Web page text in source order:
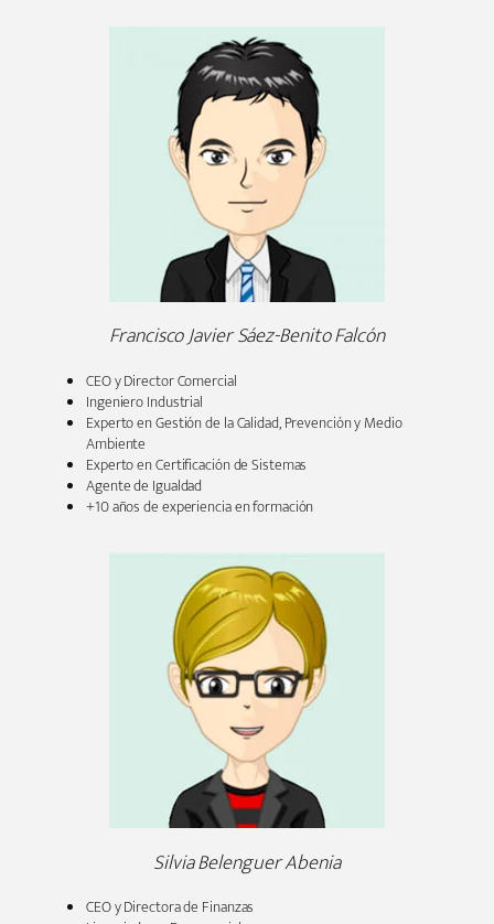
Francisco Javier Sáez-Benito Falcón
CEO y Director Comercial
Ingeniero Industrial
Experto en Gestión de la Calidad, Prevención y Medio
Ambiente
Experto en Certificación de Sistemas
Agente de Igualdad
+10 años de experiencia en formación
Silvia Belenguer Abenia
CEO y Directora de Finanzas